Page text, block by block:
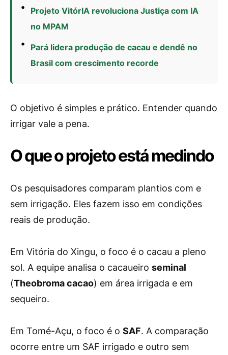
Projeto VitórIA revoluciona Justiça com IA
no MPAM
Pará lidera produção de cacau e dendê no
Brasil com crescimento recorde
O objetivo é simples e prático. Entender quando
irrigar vale a pena.
O que o projeto está medindo
Os pesquisadores comparam plantios com e
sem irrigação. Eles fazem isso em condições
reais de produção.
Em Vitória do Xingu, o foco é o cacau a pleno
sol. A equipe analisa o cacaueiro seminal
(Theobroma cacao) em área irrigada e em
sequeiro.
Em Tomé-Açu, o foco é o SAF. A comparação
ocorre entre um SAF irrigado e outro sem